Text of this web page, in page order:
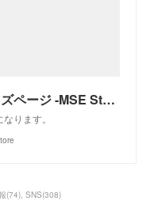
永井真理子 オフィシャルグッズページ -MSE Store
ります。
(74) SNS(308)